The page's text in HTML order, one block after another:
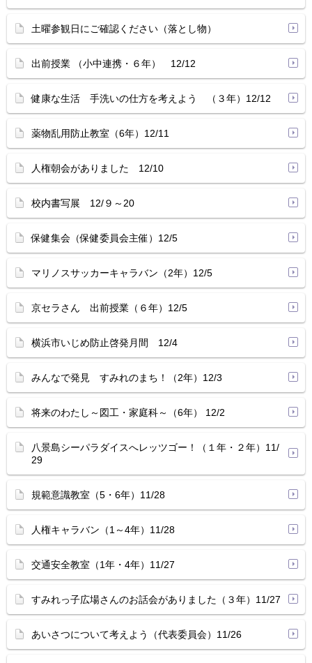
土曜参観日にご確認ください（落とし物）
出前授業 （小中連携・６年） 12/12
健康な生活 手洗いの仕方を考えよう （３年）12/12
薬物乱用防止教室（6年）12/11
人権朝会がありました 12/10
校内書写展 12/９～20
保健集会（保健委員会主催）12/5
マリノスサッカーキャラバン（2年）12/5
京セラさん 出前授業（６年）12/5
横浜市いじめ防止啓発月間 12/4
みんなで発見 すみれのまち！（2年）12/3
将来のわたし～図工・家庭科～（6年） 12/2
八景島シーパラダイスへレッツゴー！（１年・２年）11/
29
規範意識教室（5・6年）11/28
人権キャラバン（1～4年）11/28
交通安全教室（1年・4年）11/27
すみれっ子広場さんのお話会がありました（３年）11/27
あいさつについて考えよう（代表委員会）11/26